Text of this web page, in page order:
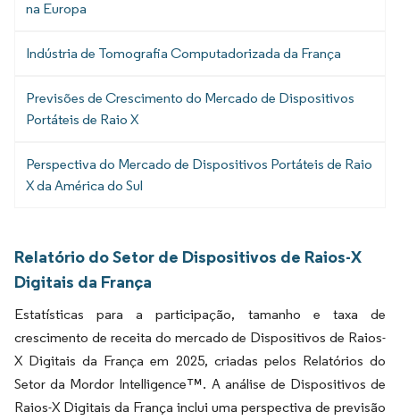
na Europa
Indústria de Tomografia Computadorizada da França
Previsões de Crescimento do Mercado de Dispositivos
Portáteis de Raio X
Perspectiva do Mercado de Dispositivos Portáteis de Raio
X da América do Sul
Relatório do Setor de Dispositivos de Raios-X
Digitais da França
Estatísticas para a participação, tamanho e taxa de
crescimento de receita do mercado de Dispositivos de Raios-
X Digitais da França em 2025, criadas pelos Relatórios do
Setor da Mordor Intelligence™. A análise de Dispositivos de
Raios-X Digitais da França inclui uma perspectiva de previsão